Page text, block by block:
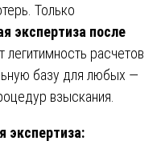
Только
экспертиза после
легитимность расчетов
базу для любых —
взыскания.
экспертиза: